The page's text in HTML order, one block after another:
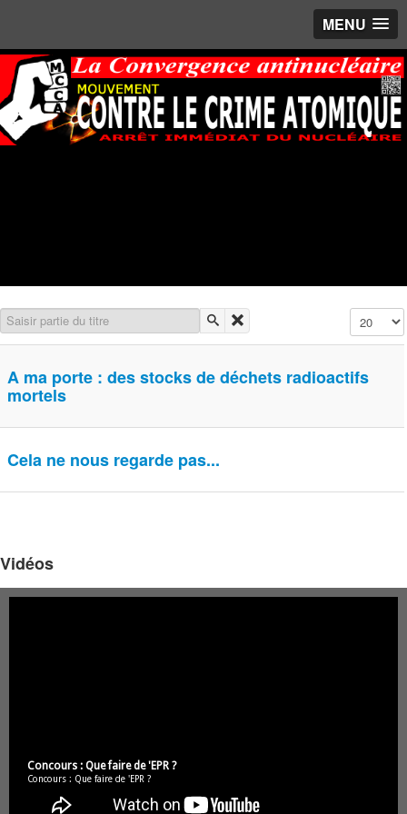
MENU
Saisir partie du titre Affichage
A ma porte : des stocks de déchets radioactifs
mortels
Cela ne nous regarde pas...
Vidéos
Concours : Que faire de 'EPR ?
Concours : Que faire de 'EPR ?